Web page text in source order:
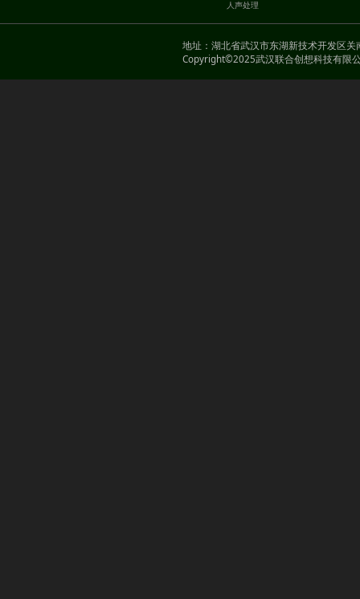
人声处理
地址：湖北省武汉市东湖新技术开发区
Copyright©2025武汉联合创想科技有限